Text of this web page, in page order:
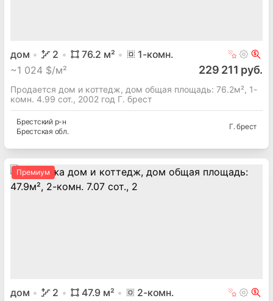
дом 2 76.2 м² 1-комн.
~1 024 $/м² 229 211 руб.
Продается дом и коттедж, дом общая площадь: 76.2м², 1-
комн. 4.99 сот., 2002 год Г. брест
Брестский р-н
Брестская обл.
Г. брест
Премиум
дом 2 47.9 м² 2-комн.